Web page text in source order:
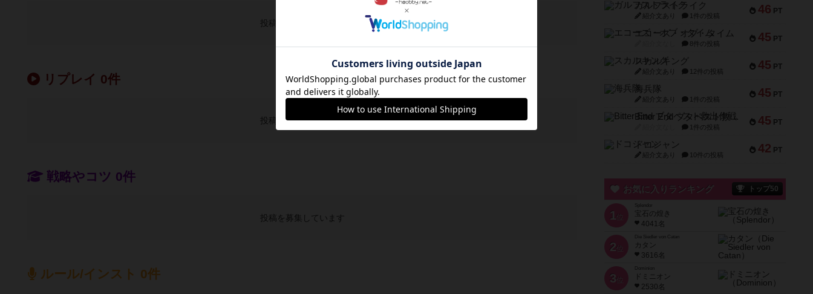
投稿を募集しています
リプレイ 0件
投稿を募集しています
戦略やコツ 0件
投稿を募集しています
ルール/インスト 0件
46 PT
ガルフストライク
紹介文あり 1件の投稿
45 PT
エコーズ・オブ・タイム
8件の投稿
45 PT
スカルキング
紹介文あり 12件の投稿
45 PT
海兵隊
紹介文あり 1件の投稿
45 PT
Bitter End ブタペスト救出作戦
1件の投稿
42 PT
ドコジャン
紹介文あり 10件の投稿
お気に入りランキング トップ50
1 位
宝石の煌き
4041名
2 位
Die Siedler von Catan
カタン
3616名
3 位
ドミニオン
2530名